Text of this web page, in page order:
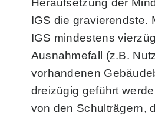
Heraufsetzung der
IGS die gravierendste.
IGS mindestens
Ausnahmefall (z.B.
vorhandenen
dreizügig geführt
von den Schulträgern,